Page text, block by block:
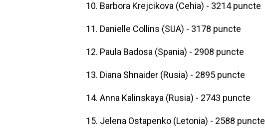
10. Barbora Krejcikova (Cehia) - 3214 puncte
11. Danielle Collins (SUA) - 3178 puncte
12. Paula Badosa (Spania) - 2908 puncte
13. Diana Shnaider (Rusia) - 2895 puncte
14. Anna Kalinskaya (Rusia) - 2743 puncte
15. Jelena Ostapenko (Letonia) - 2588 puncte